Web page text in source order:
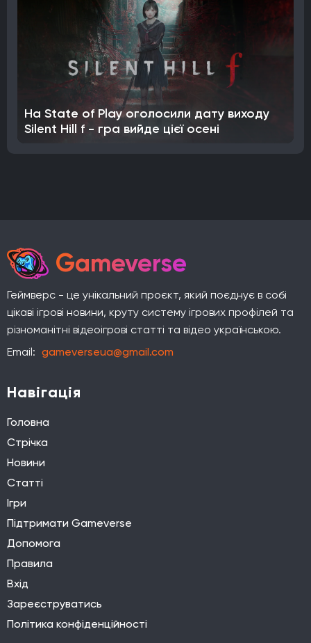
На State of Play оголосили дату виходу
Silent Hill f - гра вийде цієї осені
Gameverse
Геймверс - це унікальний проєкт, який поєднує в собі
цікаві ігрові новини, круту систему ігрових профілей та
різноманітні відеоігрові статті та відео українською.
Email: gameverseua@gmail.com
Навігація
Головна
Стрічка
Новини
Статті
Ігри
Підтримати Gameverse
Допомога
Правила
Вхід
Зареєструватись
Політика конфіденційності